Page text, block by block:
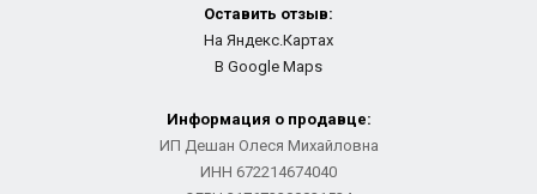
Оставить отзыв:
На Яндекс.Картах
В Google Maps
Информация о продавце:
ИП Дешан Олеся Михайловна
ИНН 672214674040